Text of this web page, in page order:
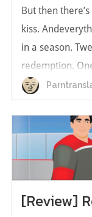
But then
kiss.
in a season.
redemption.
forever. This is
แบบฟีลกู้ดติดๆ กั
ทรวงในชีวิตบ้าง
[Review]